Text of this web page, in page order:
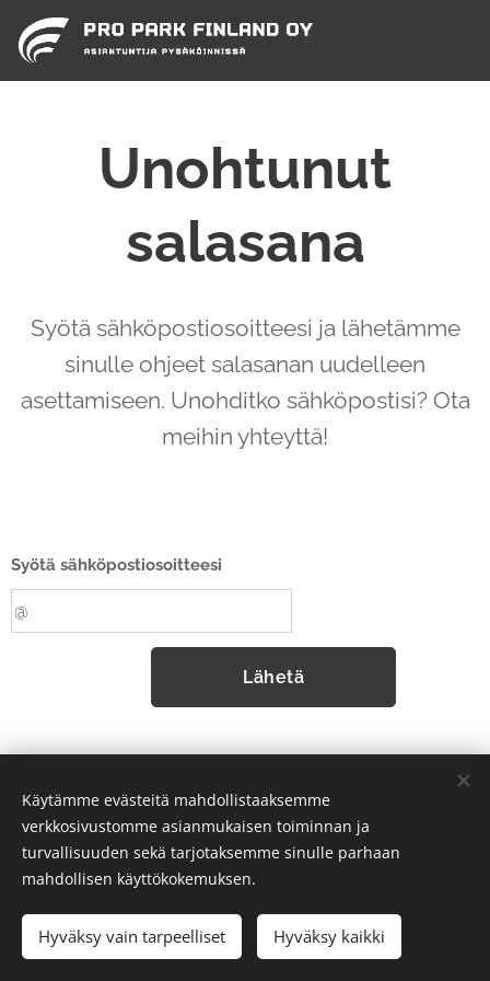
Unohtunut
salasana
Syötä sähköpostiosoitteesi ja lähetämme
sinulle ohjeet salasanan uudelleen
asettamiseen. Unohditko sähköpostisi? Ota
meihin yhteyttä!
Syötä sähköpostiosoitteesi
Lähetä
Evästeet
Käytämme evästeitä mahdollistaaksemme
verkkosivustomme asianmukaisen toiminnan ja
turvallisuuden sekä tarjotaksemme sinulle parhaan
mahdollisen käyttökokemuksen.
Hyväksy vain tarpeelliset Hyväksy kaikki